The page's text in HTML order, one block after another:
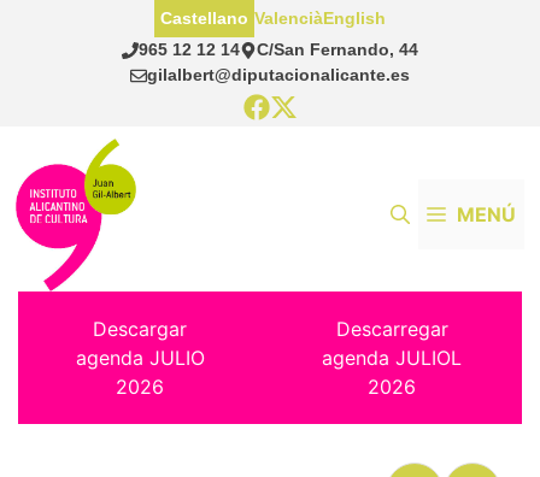
965 12 12 14
C/San Fernando, 44
gilalbert@diputacionalicante.es
Castellano ValenciàEnglish
MENÚ
Descargar
agenda JULIO
2026
Descarregar
agenda JULIOL
2026